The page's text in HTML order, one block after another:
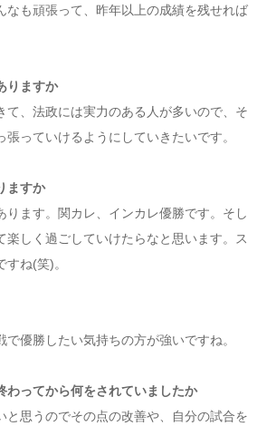
なも頑張って、昨年以上の成績を残せれば
りますか
て、法政には実力のある人が多いので、そ
張っていけるようにしていきたいです。
ますか
ります。関カレ、インカレ優勝です。そし
楽しく過ごしていけたらなと思います。ス
すね(笑)。
で優勝したい気持ちの方が強いですね。
ってから何をされていましたか
と思うのでその点の改善や、自分の試合を